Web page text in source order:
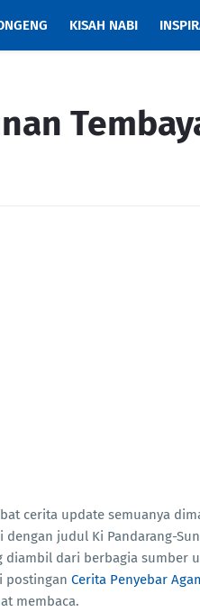
KISAH NABI
cerita update semuanya
dengan judul Ki Pandarang-
diambil dari berbagia sumber
postingan Cerita Penyebar
membaca.